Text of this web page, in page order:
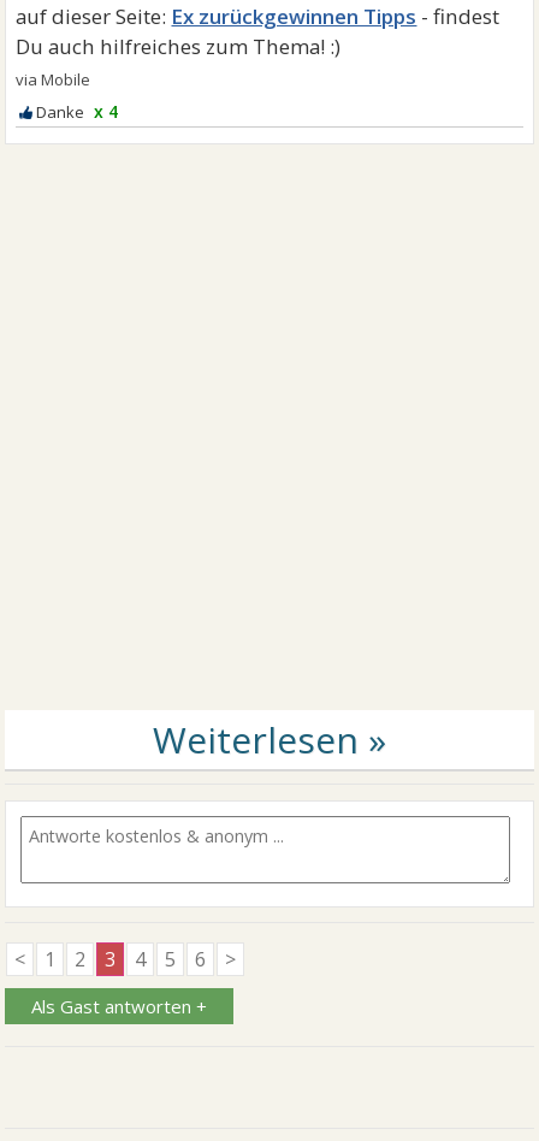
Ex zurückgewinnen Tipps
x 4
< 1 2 3 4 5 6 >
Als Gast antworten +